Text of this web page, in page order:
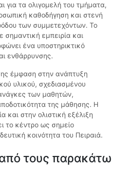
για τα ολιγομελή του τμήματα,
καθοδήγηση και στενή
των συμμετεχόντων. Το
σημαντική εμπειρία και
ένα υποστηρικτικό
ενθάρρυνσης.
έμφαση στην ανάπτυξη
υλικού, σχεδιασμένου
των μαθητών,
της μάθησης. Η
και στην ολιστική εξέλιξη
το κέντρο ως σημείο
κοινότητα του Πειραιά.
τους παρακάτω